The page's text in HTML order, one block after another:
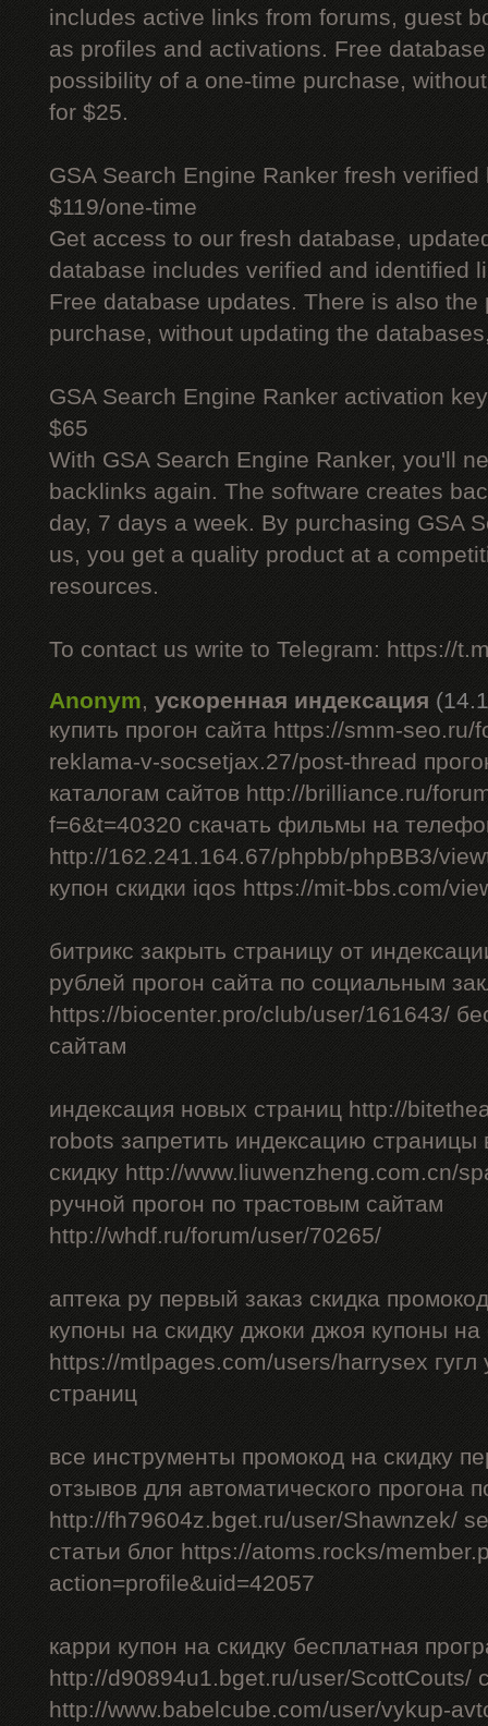
includes active links from forums, guest
as profiles and activations. Free
possibility of a one-time purchase,
for $25.
GSA Search Engine Ranker fresh verified
$119/one-time
Get access to our fresh database,
database includes verified and identified
Free database updates. There is also
purchase, without updating the
GSA Search Engine Ranker activation key
$65
With GSA Search Engine Ranker, you'll
backlinks again. The software creates
day, 7 days a week. By purchasing GSA
us, you get a quality product at a
resources.
To contact us write to Telegram: https://
Anonym, ускоренная индексация
купить прогон сайта https://smm-
reklama-v-socsetjax.27/post-thread
каталогам сайтов http://brilliance.ru/
f=6&t=40320 скачать фильмы на
http://162.241.164.67/phpbb/phpBB3/
купон скидки iqos https://mit-bbs.com/
битрикс закрыть страницу от
рублей прогон сайта по социальным
https://biocenter.pro/club/user/161643/
сайтам
индексация новых страниц http://
robots запретить индексацию страницы
скидку http://www.liuwenzheng.com.cn/
ручной прогон по трастовым сайтам
http://whdf.ru/forum/user/70265/
аптека ру первый заказ скидка
купоны на скидку джоки джоя купоны на
https://mtlpages.com/users/harrysex гугл
страниц
все инструменты промокод на скидку
отзывов для автоматического прогона
http://fh79604z.bget.ru/user/Shawnzek/
статьи блог https://atoms.rocks/
action=profile&uid=42057
карри купон на скидку бесплатная
http://d90894u1.bget.ru/user/ScottCouts/
http://www.babelcube.com/user/vykup-